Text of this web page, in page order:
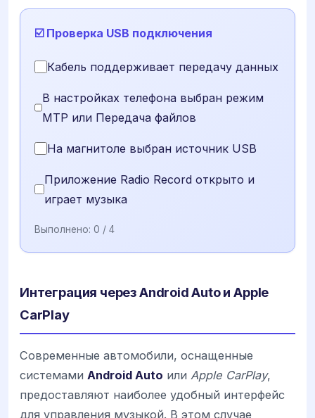
☑️ Проверка USB подключения
Кабель поддерживает передачу данных
В настройках телефона выбран режим
MTP или Передача файлов
На магнитоле выбран источник USB
Приложение Radio Record открыто и
играет музыка
Выполнено: 0 / 4
Интеграция через Android Auto и Apple
CarPlay
Современные автомобили, оснащенные
системами Android Auto или Apple CarPlay,
предоставляют наиболее удобный интерфейс
для управления музыкой. В этом случае